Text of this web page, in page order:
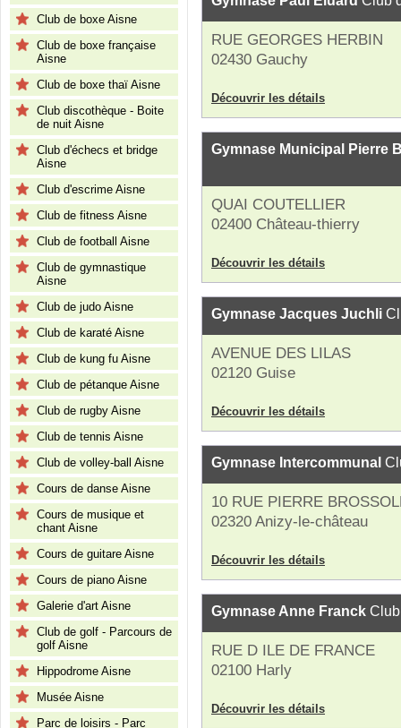
Club de boxe Aisne
Club de boxe française
Aisne
Club de boxe thaï Aisne
Club discothèque - Boite
de nuit Aisne
Club d'échecs et bridge
Aisne
Club d'escrime Aisne
Club de fitness Aisne
Club de football Aisne
Club de gymnastique
Aisne
Club de judo Aisne
Club de karaté Aisne
Club de kung fu Aisne
Club de pétanque Aisne
Club de rugby Aisne
Club de tennis Aisne
Club de volley-ball Aisne
Cours de danse Aisne
Cours de musique et
chant Aisne
Cours de guitare Aisne
Cours de piano Aisne
Galerie d'art Aisne
Club de golf - Parcours de
golf Aisne
Hippodrome Aisne
Musée Aisne
Parc de loisirs - Parc
RUE GEORGES HERBIN
02430 Gauchy
Découvrir les détails
Gymnase Municipal Pierre
QUAI COUTELLIER
02400 Château-thierry
Découvrir les détails
Gymnase Jacques Juchli
AVENUE DES LILAS
02120 Guise
Découvrir les détails
Gymnase Intercommunal
10 RUE PIERRE
02320 Anizy-le-château
Découvrir les détails
Gymnase Anne Franck
RUE D ILE DE FRANCE
02100 Harly
Découvrir les détails